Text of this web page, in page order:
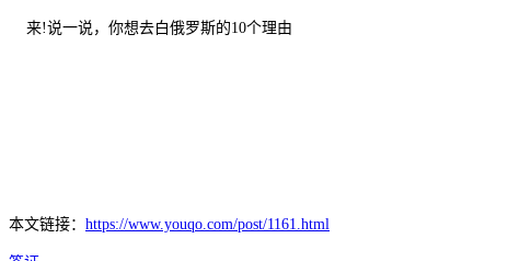
来!说一说，你想去白俄罗斯的10个理由
本文链接： https://www.youqo.com/post/1161.html